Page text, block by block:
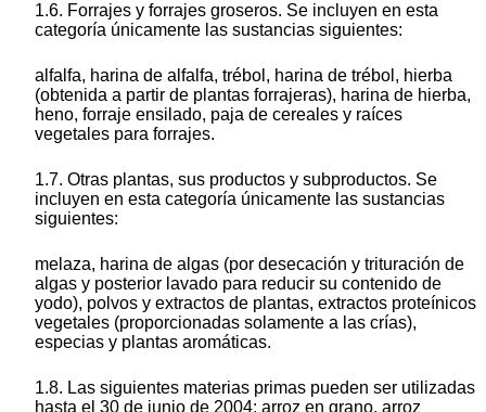
1.6. Forrajes y forrajes groseros. Se incluyen en esta
categoría únicamente las sustancias siguientes:
alfalfa, harina de alfalfa, trébol, harina de trébol, hierba
(obtenida a partir de plantas forrajeras), harina de hierba,
heno, forraje ensilado, paja de cereales y raíces
vegetales para forrajes.
1.7. Otras plantas, sus productos y subproductos. Se
incluyen en esta categoría únicamente las sustancias
siguientes:
melaza, harina de algas (por desecación y trituración de
algas y posterior lavado para reducir su contenido de
yodo), polvos y extractos de plantas, extractos proteínicos
vegetales (proporcionadas solamente a las crías),
especias y plantas aromáticas.
1.8. Las siguientes materias primas pueden ser utilizadas
hasta el 30 de junio de 2004: arroz en grano, arroz